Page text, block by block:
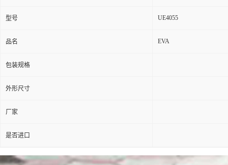
型号 UE4055
品名 EVA
包装规格
外形尺寸
厂家
是否进口